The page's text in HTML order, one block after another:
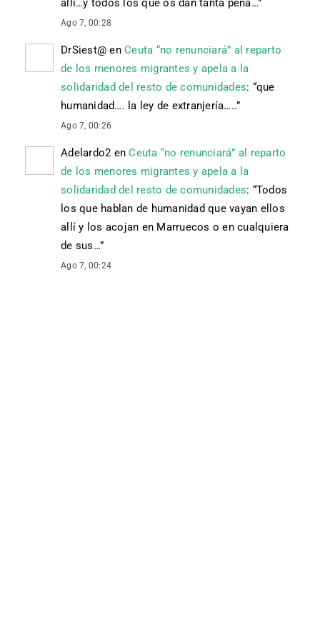
allí…y todos los que os dan tanta pena…”
Ago 7, 00:28
DrSiest@ en Ceuta “no renunciará” al reparto
de los menores migrantes y apela a la
solidaridad del resto de comunidades: “que
humanidad…. la ley de extranjería…..”
Ago 7, 00:26
Adelardo2 enCeuta “no renunciará” al reparto
de los menores migrantes y apela a la
solidaridad del resto de comunidades: “Todos
los que hablan de humanidad que vayan ellos
allí y los acojan en Marruecos o en cualquiera
de sus…”
Ago 7, 00:24